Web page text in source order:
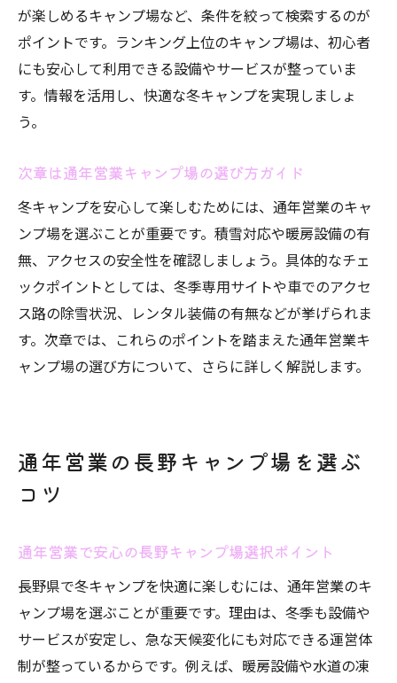
が楽しめるキャンプ場など、条件を絞って検索するのが
ポイントです。ランキング上位のキャンプ場は、初心者
にも安心して利用できる設備やサービスが整っていま
す。情報を活用し、快適な冬キャンプを実現しましょ
う。
次章は通年営業キャンプ場の選び方ガイド
冬キャンプを安心して楽しむためには、通年営業のキャ
ンプ場を選ぶことが重要です。積雪対応や暖房設備の有
無、アクセスの安全性を確認しましょう。具体的なチェ
ックポイントとしては、冬季専用サイトや車でのアクセ
ス路の除雪状況、レンタル装備の有無などが挙げられま
す。次章では、これらのポイントを踏まえた通年営業キ
ャンプ場の選び方について、さらに詳しく解説します。
通年営業の長野キャンプ場を選ぶ
コツ
通年営業で安心の長野キャンプ場選択ポイント
長野県で冬キャンプを快適に楽しむには、通年営業のキ
ャンプ場を選ぶことが重要です。理由は、冬季も設備や
サービスが安定し、急な天候変化にも対応できる運営体
制が整っているからです。例えば、暖房設備や水道の凍